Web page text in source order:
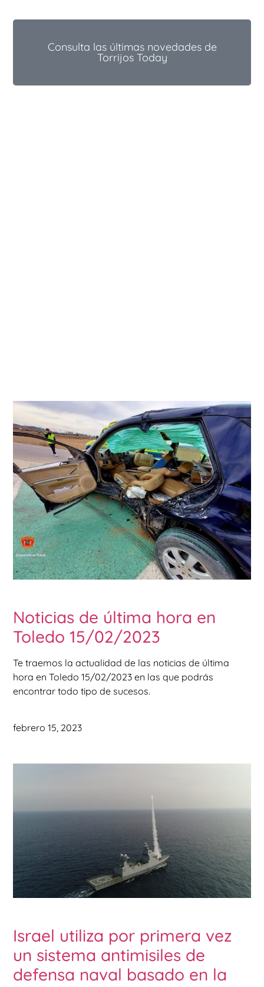
Consulta las últimas novedades de
Torrijos Today
Noticias de última hora en
Toledo 15/02/2023
Te traemos la actualidad de las noticias de última
hora en Toledo 15/02/2023 en las que podrás
encontrar todo tipo de sucesos.
febrero 15, 2023
Israel utiliza por primera vez
un sistema antimisiles de
defensa naval basado en la